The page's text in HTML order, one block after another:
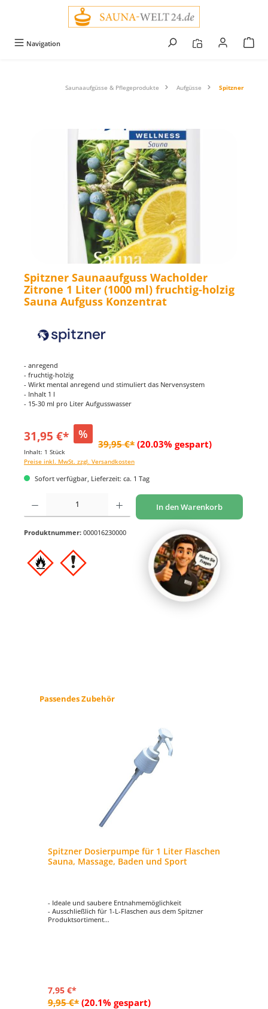
Navigation
Saunaaufgüsse & Pflegeprodukte Aufgüsse Spitzner
Bildergalerie überspringen
Spitzner Saunaaufguss Wacholder
Zitrone 1 Liter (1000 ml) fruchtig-holzig
Sauna Aufguss Konzentrat
- anregend
- fruchtig-holzig
- Wirkt mental anregend und stimuliert das Nervensystem
- Inhalt 1 l
- 15-30 ml pro Liter Aufgusswasser
31,95 €* %
39,95 €* (20.03% gespart)
Inhalt: 1 Stück
Preise inkl. MwSt. zzgl. Versandkosten
Sofort verfügbar, Lieferzeit: ca. 1 Tag
Produkt Anzahl: Gib den gewünschten Wert ein oder benutze die Schaltflächen um
In den Warenkorb
Produktnummer: 000016230000
Produktgalerie überspringen
Passendes Zubehör
Spitzner Dosierpumpe für 1 Liter Flaschen
Sauna, Massage, Baden und Sport
- Ideale und saubere Entnahmemöglichkeit
- Ausschließlich für 1-L-Flaschen aus dem Spitzner
Produktsortiment
7,95 €*
9,95 €* (20.1% gespart)